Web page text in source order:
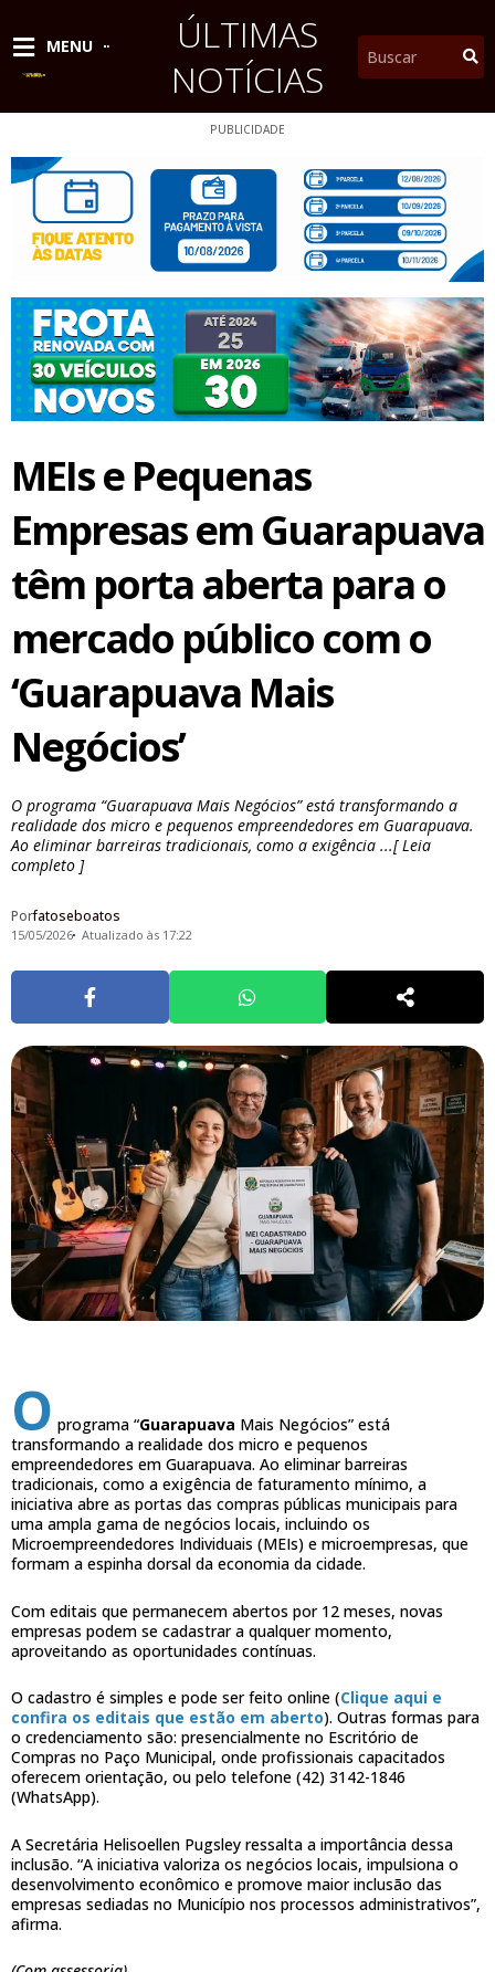
conteúdo
MENU
ÚLTIMAS
NOTÍCIAS
Pesquisar
PUBLICIDADE
MEIs e Pequenas
Empresas em Guarapuava
têm porta aberta para o
mercado público com o
‘Guarapuava Mais
Negócios’
O programa “Guarapuava Mais Negócios” está transformando a
realidade dos micro e pequenos empreendedores em Guarapuava.
Ao eliminar barreiras tradicionais, como a exigência ...[ Leia
completo ]
Porfatoseboatos
15/05/2026 Atualizado às 17:22
O programa “Guarapuava Mais Negócios” está
transformando a realidade dos micro e pequenos
empreendedores em Guarapuava. Ao eliminar barreiras
tradicionais, como a exigência de faturamento mínimo, a
iniciativa abre as portas das compras públicas municipais para
uma ampla gama de negócios locais, incluindo os
Microempreendedores Individuais (MEIs) e microempresas, que
formam a espinha dorsal da economia da cidade.
Com editais que permanecem abertos por 12 meses, novas
empresas podem se cadastrar a qualquer momento,
aproveitando as oportunidades contínuas.
O cadastro é simples e pode ser feito online (Clique aqui e
confira os editais que estão em aberto). Outras formas para
o credenciamento são: presencialmente no Escritório de
Compras no Paço Municipal, onde profissionais capacitados
oferecem orientação, ou pelo telefone (42) 3142-1846
(WhatsApp).
A Secretária Helisoellen Pugsley ressalta a importância dessa
inclusão. “A iniciativa valoriza os negócios locais, impulsiona o
desenvolvimento econômico e promove maior inclusão das
empresas sediadas no Município nos processos administrativos”,
afirma.